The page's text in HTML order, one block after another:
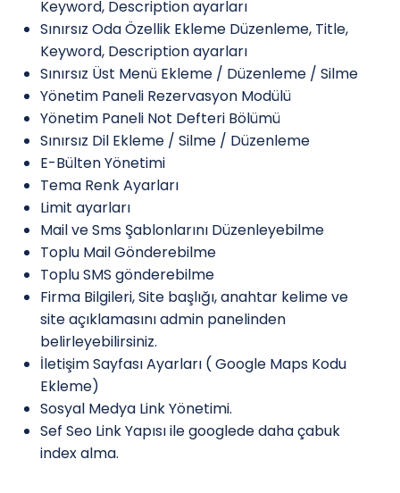
Keyword, Description ayarları
Sınırsız Oda Özellik Ekleme Düzenleme, Title,
Keyword, Description ayarları
Sınırsız Üst Menü Ekleme / Düzenleme / Silme
Yönetim Paneli Rezervasyon Modülü
Yönetim Paneli Not Defteri Bölümü
Sınırsız Dil Ekleme / Silme / Düzenleme
E-Bülten Yönetimi
Tema Renk Ayarları
Limit ayarları
Mail ve Sms Şablonlarını Düzenleyebilme
Toplu Mail Gönderebilme
Toplu SMS gönderebilme
Firma Bilgileri, Site başlığı, anahtar kelime ve
site açıklamasını admin panelinden
belirleyebilirsiniz.
İletişim Sayfası Ayarları ( Google Maps Kodu
Ekleme)
Sosyal Medya Link Yönetimi.
Sef Seo Link Yapısı ile googlede daha çabuk
index alma.